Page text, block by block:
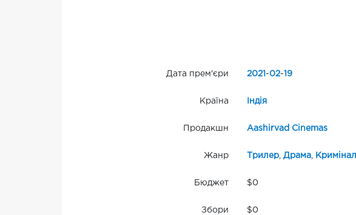
Дата прем'єри 2021 -02- 19
Країна Індія
Продакшн Aashirvad Cinemas
Жанр Трилер, Драма, Кримінал
Бюджет $0
Збори $0